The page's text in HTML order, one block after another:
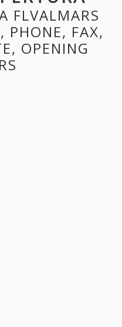
FLVALMARS
PHONE, FAX,
OPENING